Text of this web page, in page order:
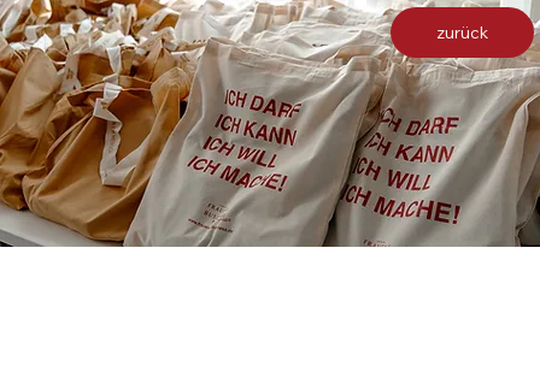
zurück